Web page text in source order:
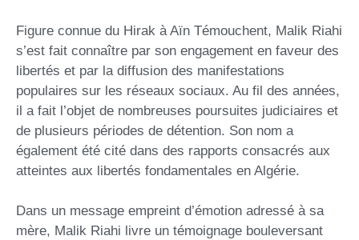
Figure connue du Hirak à Aïn Témouchent, Malik Riahi
s’est fait connaître par son engagement en faveur des
libertés et par la diffusion des manifestations
populaires sur les réseaux sociaux. Au fil des années,
il a fait l’objet de nombreuses poursuites judiciaires et
de plusieurs périodes de détention. Son nom a
également été cité dans des rapports consacrés aux
atteintes aux libertés fondamentales en Algérie.
Dans un message empreint d’émotion adressé à sa
mère, Malik Riahi livre un témoignage bouleversant